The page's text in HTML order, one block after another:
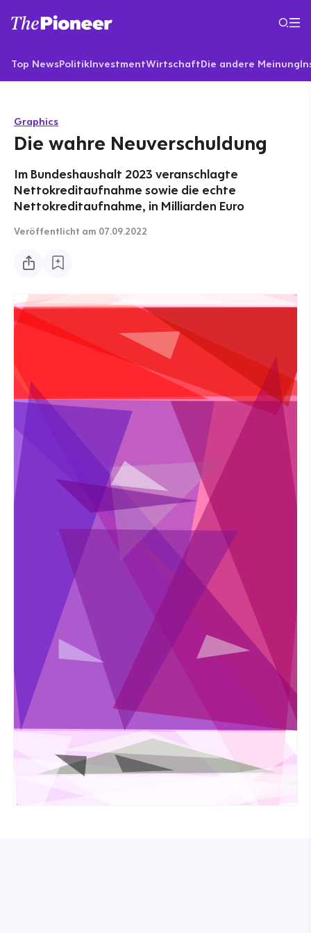
Top NewsPolitikInvestmentWirtschaftDie andere Meinung
Graphics
Die wahre Neuverschuldung
Im Bundeshaushalt 2023 veranschlagte
Nettokreditaufnahme sowie die echte
Nettokreditaufnahme, in Milliarden Euro
Veröffentlicht am 07.09.2022